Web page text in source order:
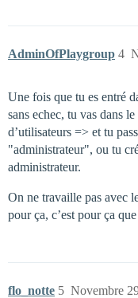
AdminOfPlaygroup 4
Une fois que tu es entré
sans echec, tu vas dans
d’utilisateurs => et tu
"administrateur", ou tu
administrateur.
On ne travaille pas avec
pour ça, c’est pour ça
flo_notte Novembre
5